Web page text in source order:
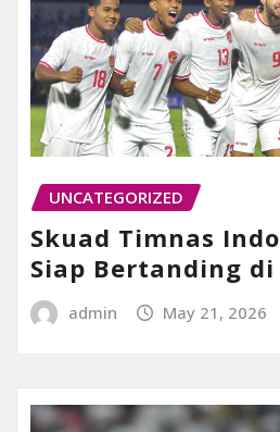
UNCATEGORIZED
Skuad Timnas
Siap Bertanding di
admin May 21, 2026